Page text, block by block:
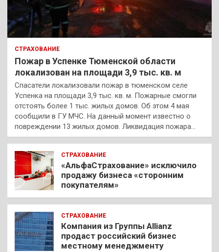
СТРАХОВАНИЕ
Пожар в Успенке Тюменской области
локализован на площади 3,9 тыс. кв. м
Спасатели локализовали пожар в тюменском селе
Успенка на площади 3,9 тыс. кв. м. Пожарные смогли
отстоять более 1 тыс. жилых домов. Об этом 4 мая
сообщили в ГУ МЧС. На данный момент известно о
повреждении 13 жилых домов. Ликвидация пожара…
СТРАХОВАНИЕ
«АльфаСтрахование» исключило
продажу бизнеса «сторонним
покупателям»
СТРАХОВАНИЕ
Компания из Группы Allianz
продаст российский бизнес
местному менеджменту